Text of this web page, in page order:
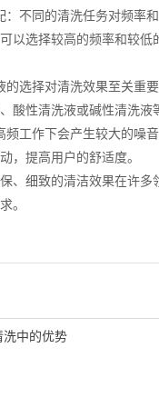
同的清洗任务对频率
以选择较高的频率和较
择对清洗效果至关重要
酸性清洗液或碱性清洗
作下会产生较大的噪
，提高用户的舒适度。
细致的清洁效果在许多
。
洗中的优势